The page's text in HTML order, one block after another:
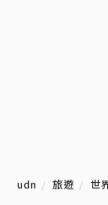
udn 旅遊 世